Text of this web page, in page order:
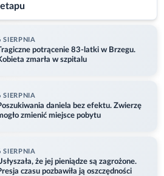
SIERPNIA
potrącenie 83-latki w Brzegu.
zmarła w szpitalu
SIERPNIA
daniela bez efektu. Zwierzę
zmienić miejsce pobytu
SIERPNIA
że jej pieniądze są zagrożone.
czasu pozbawiła ją oszczędności